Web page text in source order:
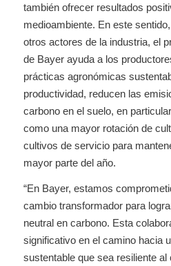
también ofrecer resultados
medioambiente. En este
otros actores de la industria, el
de Bayer ayuda a los
prácticas agronómicas
productividad, reducen las
carbono en el suelo, en
como una mayor rotación de
cultivos de servicio para
mayor parte del año.
“En Bayer, estamos
cambio transformador para
neutral en carbono. Esta
significativo en el camino hacia
sustentable que sea resiliente